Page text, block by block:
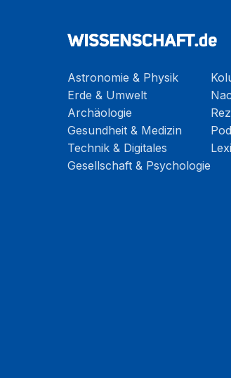
Astronomie & Physik
Erde & Umwelt
Archäologie
Gesundheit & Medizin
Technik & Digitales
Gesellschaft & Psychologie